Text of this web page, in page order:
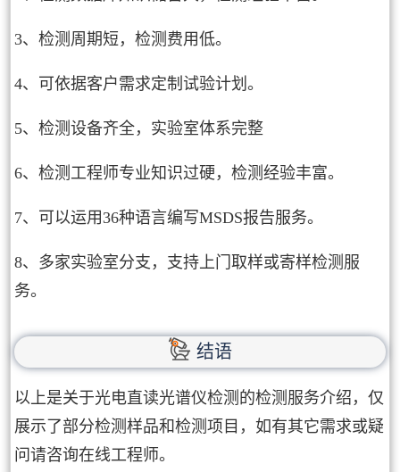
3、检测周期短，检测费用低。
4、可依据客户需求定制试验计划。
5、检测设备齐全，实验室体系完整
6、检测工程师专业知识过硬，检测经验丰富。
7、可以运用36种语言编写MSDS报告服务。
8、多家实验室分支，支持上门取样或寄样检测服
务。
结语
以上是关于光电直读光谱仪检测的检测服务介绍，仅
展示了部分检测样品和检测项目，如有其它需求或疑
问请咨询在线工程师。